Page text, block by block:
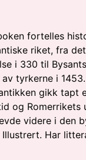
fortelles
riket, fra
i 330 til
tyrkerne i
gikk tapt
og Romerrikets
videre i den
Illustrert. Har